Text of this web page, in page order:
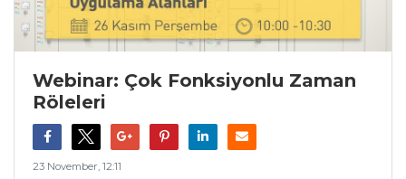
Webinar: Çok Fonksiyonlu Zaman
Röleleri
23 November, 12:11